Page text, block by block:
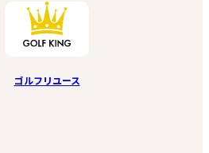
ゴルフリユース